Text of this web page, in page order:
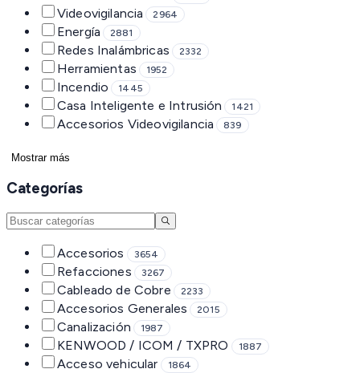
Videovigilancia 2964
Energía 2881
Redes Inalámbricas 2332
Herramientas 1952
Incendio 1445
Casa Inteligente e Intrusión 1421
Accesorios Videovigilancia 839
Mostrar más
Categorías
Accesorios 3654
Refacciones 3267
Cableado de Cobre 2233
Accesorios Generales 2015
Canalización 1987
KENWOOD / ICOM / TXPRO 1887
Acceso vehicular 1864